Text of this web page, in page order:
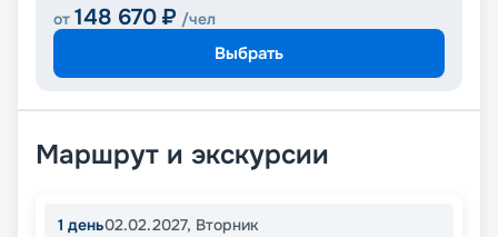
от 148 670 ₽ /чел
Выбрать
Маршрут и экскурсии
1 день02.02.2027, Вторник